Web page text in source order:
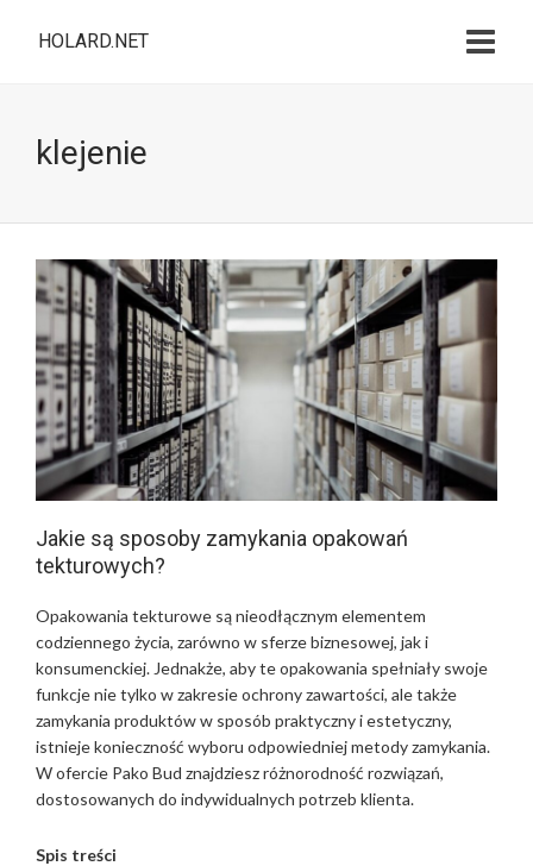
HOLARD.NET
klejenie
Jakie są sposoby zamykania opakowań
tekturowych?
Opakowania tekturowe są nieodłącznym elementem
codziennego życia, zarówno w sferze biznesowej, jak i
konsumenckiej. Jednakże, aby te opakowania spełniały swoje
funkcje nie tylko w zakresie ochrony zawartości, ale także
zamykania produktów w sposób praktyczny i estetyczny,
istnieje konieczność wyboru odpowiedniej metody zamykania.
W ofercie Pako Bud znajdziesz różnorodność rozwiązań,
dostosowanych do indywidualnych potrzeb klienta.
Spis treści